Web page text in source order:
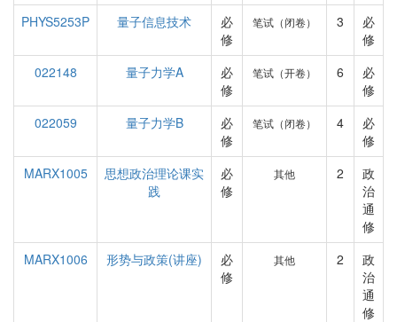
PHYS5253P
量子信息技术
必
修
笔试（闭卷） 3
必
修
022148
量子力学A
必
修
笔试（开卷） 6
必
修
022059
量子力学B
必
修
笔试（闭卷） 4
必
修
MARX1005
思想政治理论课实
践
必
修
其他 2
政
治
通
修
MARX1006
形势与政策(讲座)
必
修
其他 2
政
治
通
修